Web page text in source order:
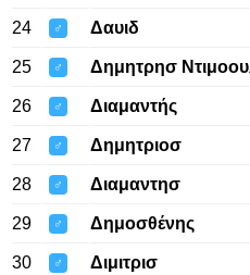
24 ♂ Δαυιδ
25 ♂ Δημητρησ
26 ♂ Διαμαντής
27 ♂ Δημητριοσ
28 ♂ Διαμαντησ
29 ♂ Δημοσθένης
30 ♂ Διμιτρισ